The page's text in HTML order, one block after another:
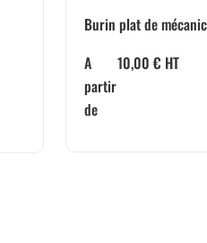
Burin plat de
A
partir
de
10,00 € HT